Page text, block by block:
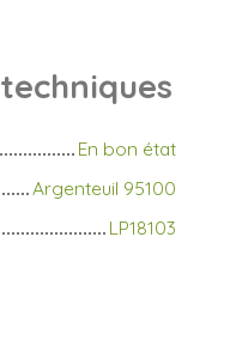
techniques
En bon état
Argenteuil 95100
LP18103